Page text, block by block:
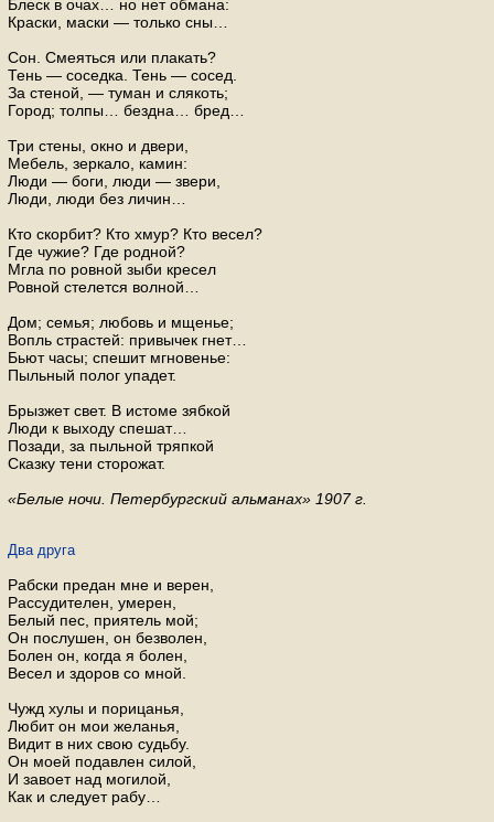
Блеск в очах… но нет обмана:
Краски, маски — только сны…
Сон. Смеяться или плакать?
Тень — соседка. Тень — сосед.
За стеной, — туман и слякоть;
Город; толпы… бездна… бред…
Три стены, окно и двери,
Мебель, зеркало, камин:
Люди — боги, люди — звери,
Люди, люди без личин…
Кто скорбит? Кто хмур? Кто весел?
Где чужие? Где родной?
Мгла по ровной зыби кресел
Ровной стелется волной…
Дом; семья; любовь и мщенье;
Вопль страстей: привычек гнет…
Бьют часы; спешит мгновенье:
Пыльный полог упадет.
Брызжет свет. В истоме зябкой
Люди к выходу спешат…
Позади, за пыльной тряпкой
Сказку тени сторожат.
«Белые ночи. Петербургский альманах» 1907 г.
Два друга
Рабски предан мне и верен,
Рассудителен, умерен,
Белый пес, приятель мой;
Он послушен, он безволен,
Болен он, когда я болен,
Весел и здоров со мной.
Чужд хулы и порицанья,
Любит он мои желанья,
Видит в них свою судьбу.
Он моей подавлен силой,
И завоет над могилой,
Как и следует рабу…